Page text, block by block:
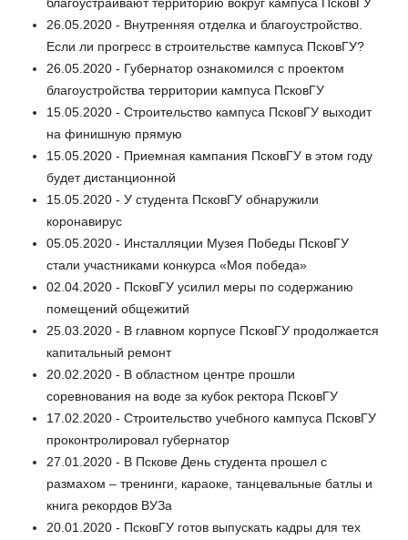
26.05.2020 - Внутренняя отделка и благоустройство.
Если ли прогресс в строительстве кампуса ПсковГУ?
26.05.2020 - Губернатор ознакомился с проектом
благоустройства территории кампуса ПсковГУ
15.05.2020 - Строительство кампуса ПсковГУ выходит
на финишную прямую
15.05.2020 - Приемная кампания ПсковГУ в этом году
будет дистанционной
15.05.2020 - У студента ПсковГУ обнаружили
коронавирус
05.05.2020 - Инсталляции Музея Победы ПсковГУ
стали участниками конкурса «Моя победа»
02.04.2020 - ПсковГУ усилил меры по содержанию
помещений общежитий
25.03.2020 - В главном корпусе ПсковГУ продолжается
капитальный ремонт
20.02.2020 - В областном центре прошли
соревнования на воде за кубок ректора ПсковГУ
17.02.2020 - Строительство учебного кампуса ПсковГУ
проконтролировал губернатор
27.01.2020 - В Пскове День студента прошел с
размахом – тренинги, караоке, танцевальные батлы и
книга рекордов ВУЗа
20.01.2020 - ПсковГУ готов выпускать кадры для тех